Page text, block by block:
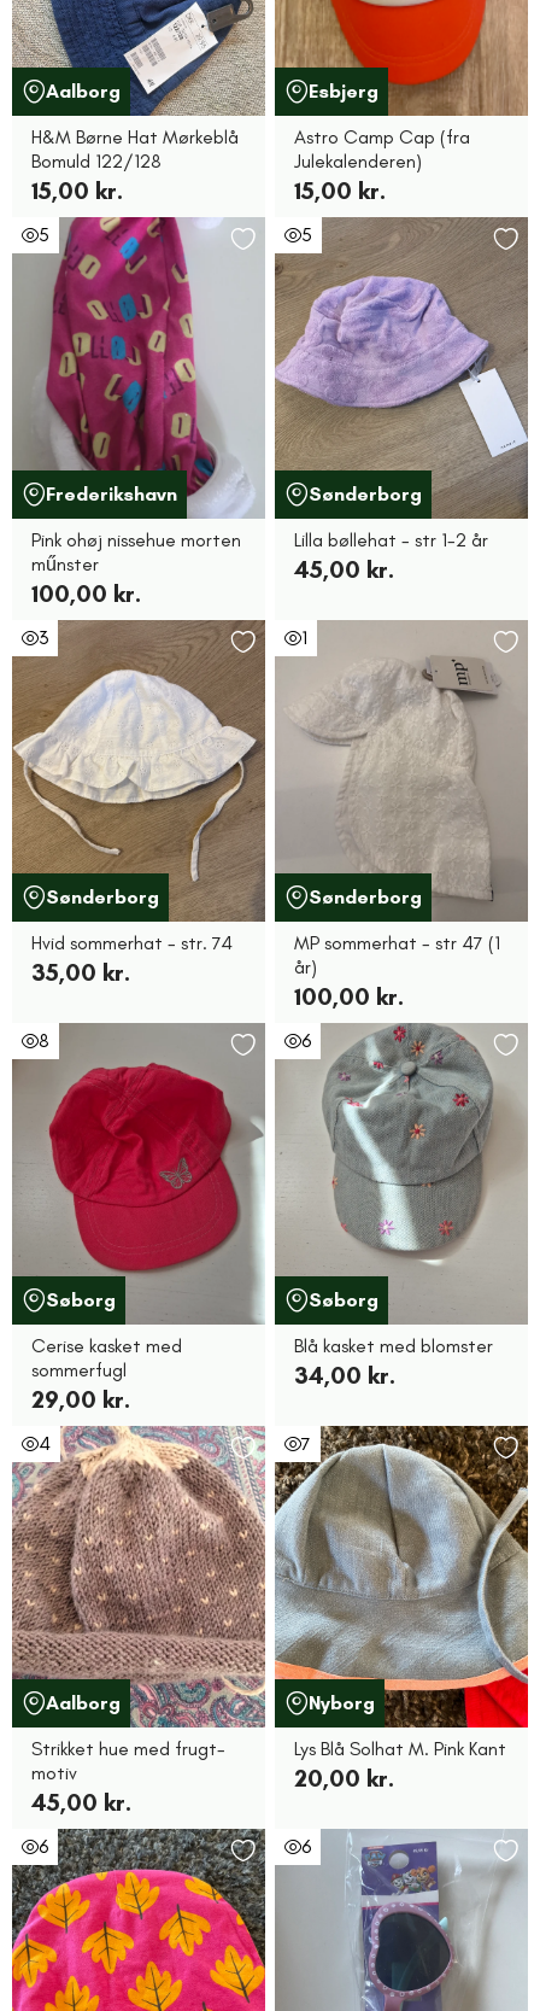
Aalborg
H&M Børne Hat Mørkeblå
Bomuld 122/128
15,00 kr.
Esbjerg
Astro Camp Cap (fra
Julekalenderen)
15,00 kr.
5
Frederikshavn
Pink ohøj nissehue morten
műnster
100,00 kr.
5
Sønderborg
Lilla bøllehat - str 1-2 år
45,00 kr.
3
Sønderborg
Hvid sommerhat - str. 74
35,00 kr.
1
Sønderborg
MP sommerhat - str 47 (1
år)
100,00 kr.
8
Søborg
Cerise kasket med
sommerfugl
29,00 kr.
6
Søborg
Blå kasket med blomster
34,00 kr.
4
Aalborg
Strikket hue med frugt-
motiv
45,00 kr.
7
Nyborg
Lys Blå Solhat M. Pink Kant
20,00 kr.
6 6